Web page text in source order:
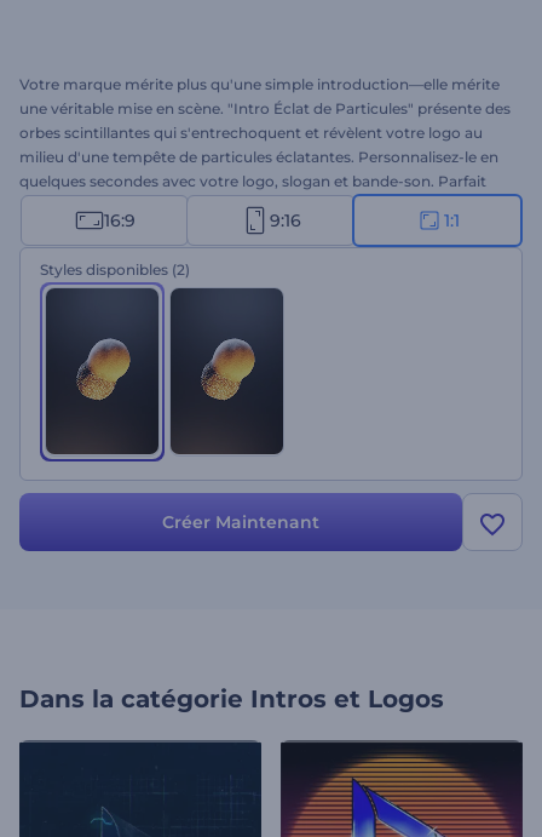
Votre marque mérite plus qu'une simple introduction—elle mérite
une véritable mise en scène. "Intro Éclat de Particules" présente des
orbes scintillantes qui s'entrechoquent et révèlent votre logo au
milieu d'une tempête de particules éclatantes. Personnalisez-le en
quelques secondes avec votre logo, slogan et bande-son. Parfait
pour les secteurs de la technologie, de la science, de la biologie, de
l’innovation et de la création, qui veulent impressionner dès la
première seconde. Créez-le maintenant et boostez votre identité de
marque avec une explosion étincelante !
16:9 9:16 1:1
Styles disponibles (2)
Créer Maintenant
Dans la catégorie Intros et Logos